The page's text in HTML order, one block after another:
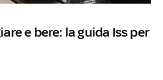
e bere: la guida Iss per